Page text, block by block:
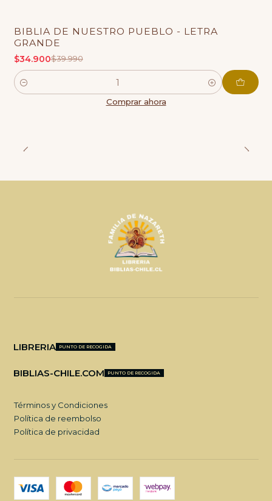
-13% OFF
BIBLIA DE NUESTRO PUEBLO - LETRA
GRANDE
$34.900$39.990
Cantidad
Comprar ahora
LIBRERIA PUNTO DE RECOGIDA
BIBLIAS-CHILE.COM PUNTO DE RECOGIDA
Términos y Condiciones
Política de reembolso
Política de privacidad